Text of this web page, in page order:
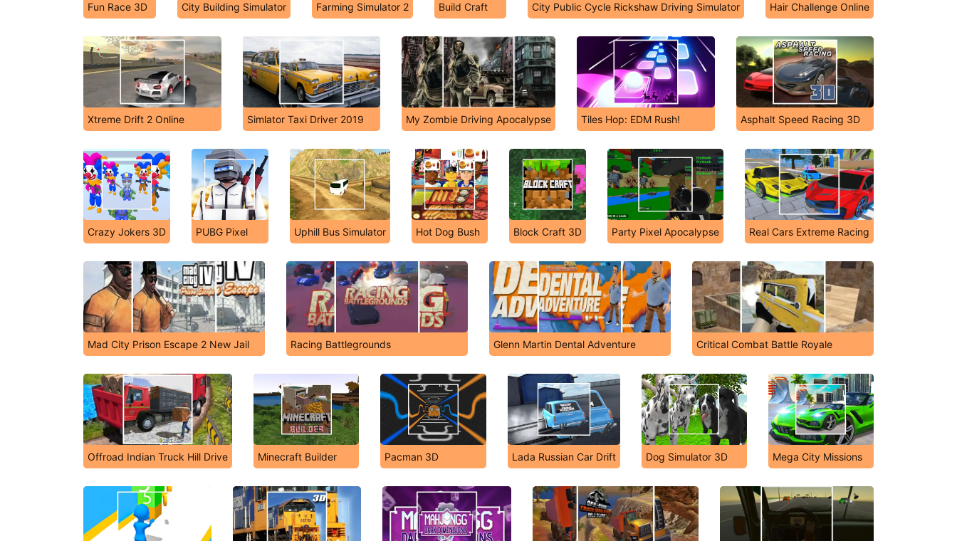
Fun Race 3D City Building Simulator Farming Simulator 2 Build Craft City Public Cycle Rickshaw Driving Simulator Hair Challenge Online
Xtreme Drift 2 Online Simlator Taxi Driver 2019 My Zombie Driving Apocalypse Tiles Hop: EDM Rush! Asphalt Speed Racing 3D
Crazy Jokers 3D PUBG Pixel Uphill Bus Simulator Hot Dog Bush Block Craft 3D Party Pixel Apocalypse Real Cars Extreme Racing
Mad City Prison Escape 2 New Jail Racing Battlegrounds Glenn Martin Dental Adventure Critical Combat Battle Royale
Offroad Indian Truck Hill Drive Minecraft Builder Pacman 3D Lada Russian Car Drift Dog Simulator 3D Mega City Missions